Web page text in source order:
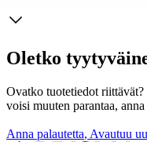
Oletko
Ovatko tuotetiedot riittävät?
voisi muuten parantaa, anna
Anna palautetta, Avautuu